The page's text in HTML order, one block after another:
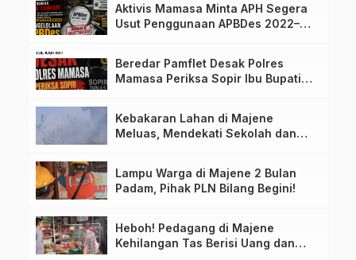
Aktivis Mamasa Minta APH Segera
Usut Penggunaan APBDes 2022–
Beredar Pamflet Desak Polres
Mamasa Periksa Sopir Ibu Bupati
Kebakaran Lahan di Majene
Meluas, Mendekati Sekolah dan
Lampu Warga di Majene 2 Bulan
Padam, Pihak PLN Bilang Begini!
Heboh! Pedagang di Majene
Kehilangan Tas Berisi Uang dan